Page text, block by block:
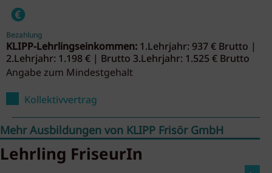
Bezahlung
KLIPP-Lehrlingseinkommen: 1.Lehrjahr: 937 € Brutto |
2.Lehrjahr: 1.198 € | Brutto 3.Lehrjahr: 1.525 € Brutto
Angabe zum Mindestgehalt
Kollektivvertrag
Mehr Ausbildungen von KLIPP Frisör GmbH
Lehrling FriseurIn